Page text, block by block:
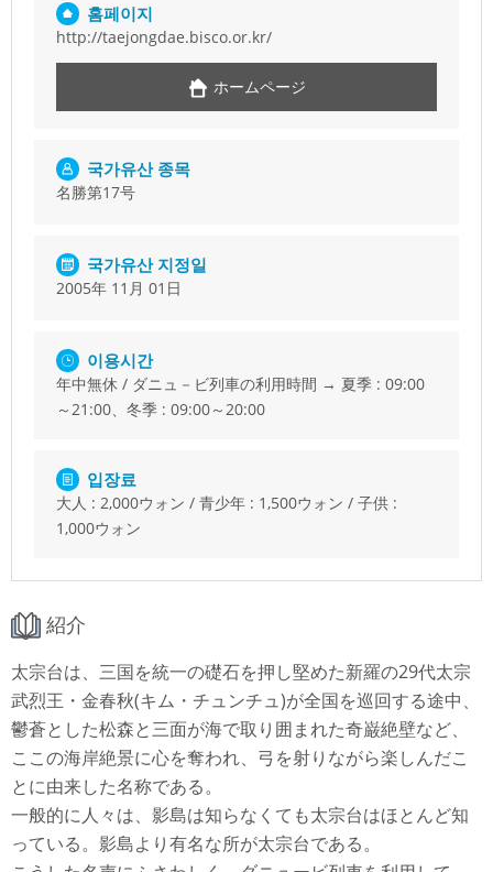
홈페이지
http://taejongdae.bisco.or.kr/
ホームページ
국가유산 종목
名勝第17号
국가유산 지정일
2005年 11月 01日
이용시간
年中無休 / ダニュ－ビ列車の利用時間 → 夏季 : 09:00
～21:00、冬季 : 09:00～20:00
입장료
大人 : 2,000ウォン / 青少年 : 1,500ウォン / 子供 :
1,000ウォン
紹介
太宗台は、三国を統一の礎石を押し堅めた新羅の29代太宗
武烈王・金春秋(キム・チュンチュ)が全国を巡回する途中、
鬱蒼とした松森と三面が海で取り囲まれた奇巌絶壁など、
ここの海岸絶景に心を奪われ、弓を射りながら楽しんだこ
とに由来した名称である。
一般的に人々は、影島は知らなくても太宗台はほとんど知
っている。影島より有名な所が太宗台である。